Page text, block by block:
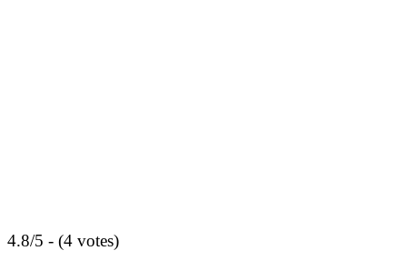
4.8/5 - (4 votes)